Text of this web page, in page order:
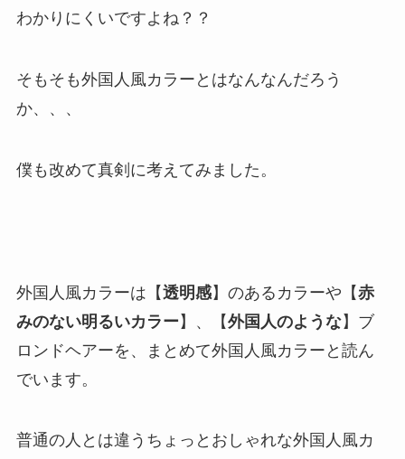
わかりにくいですよね？？
そもそも外国人風カラーとはなんなんだろう
か、、、
僕も改めて真剣に考えてみました。
外国人風カラーは【透明感】のあるカラーや【赤
みのない明るいカラー 】、【外国人のような】ブ
ロンドヘアーを、まとめて外国人風カラーと読ん
でいます。
普通の人とは違うちょっとおしゃれな外国人風カ